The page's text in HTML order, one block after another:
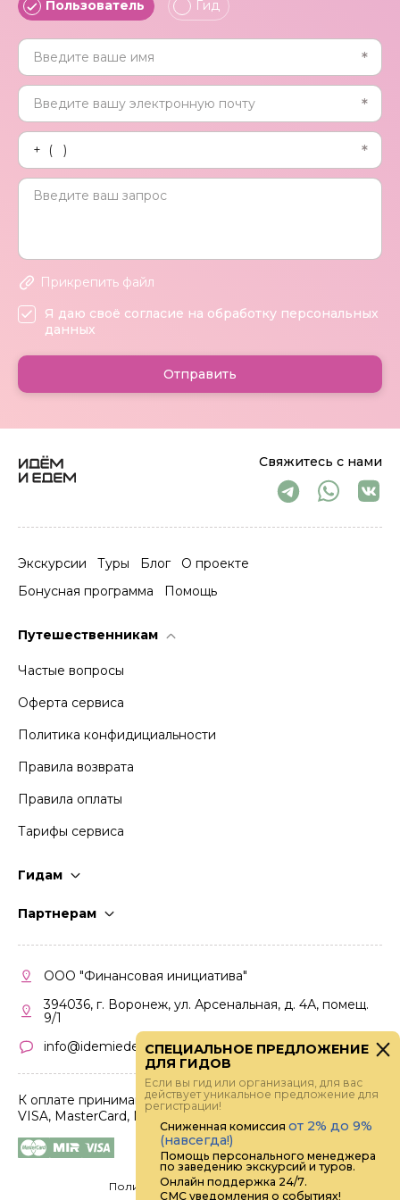
Свяжитесь с нами
Экскурсии Туры Блог
О проекте
Бонусная программа
Помощь
Путешественникам
Частые вопросы
Оферта сервиса
Политика конфидициальности
Правила возврата
Правила оплаты
Тарифы сервиса
Гидам
Партнерам
Кабинет партнера
Правила участия
ООО "Финансовая инициатива"
394036, г. Воронеж, ул. Арсенальная, д. 4А, помещ.
9/1
info@idemiedem.ru
К оплате принимаются карты
VISA, MasterCard, МИР
Политика конфиденциальности
Пользователь Гид
Прикрепить файл
Я даю своё согласие на обработку персональных
данных
Отправить
СПЕЦИАЛЬНОЕ ПРЕДЛОЖЕНИЕ
ДЛЯ ГИДОВ
Если вы гид или организация, для вас
действует уникальное предложение для
регистрации!
Сниженная комиссия от 2% до 9%
(навсегда!)
Помощь персонального менеджера
по заведению экскурсий и туров.
Онлайн поддержка 24/7.
СМС уведомления о событиях!